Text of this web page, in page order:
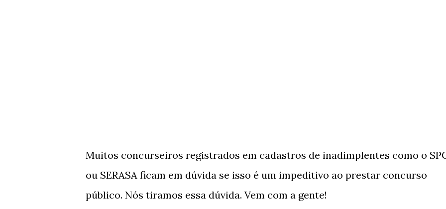
Muitos concurseiros registrados em cadastros de inadimplentes como o
ou SERASA ficam em dúvida se isso é um impeditivo ao prestar concurso
público. Nós tiramos essa dúvida. Vem com a gente!